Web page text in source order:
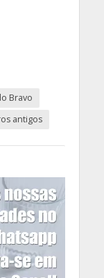
Bravo
antigos